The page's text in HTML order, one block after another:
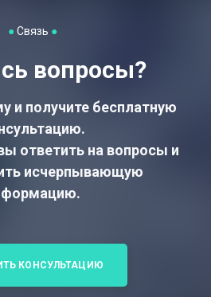
● Связь ●
вопросы?
и получите бесплатную
ответить на вопросы и
исчерпывающую
КОНСУЛЬТАЦИЮ